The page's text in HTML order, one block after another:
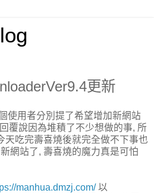
更新
使用者分別提了希望增加新網站
覆說因為堆積了不少想做的事, 所
天吃完壽喜燒後就完全做不下事也
網站了, 壽喜燒的魔力真是可怕
manhua.dmzj.com/以